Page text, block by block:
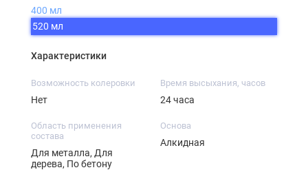
400 мл
520 мл
Характеристики
Возможность колеровки
Нет
Время высыхания, часов
24 часа
Область применения
состава
Для металла, Для
дерева, По бетону
Основа
Алкидная